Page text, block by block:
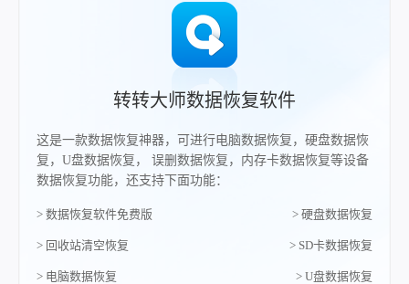
转转大师数据恢复软件
这是一款数据恢复神器，可进行电脑数据恢复，硬盘数据恢
复，U盘数据恢复， 误删数据恢复，内存卡数据恢复等设备
数据恢复功能，还支持下面功能：
> 数据恢复软件免费版 > 硬盘数据恢复
> 回收站清空恢复 > SD卡数据恢复
> 电脑数据恢复 > U盘数据恢复